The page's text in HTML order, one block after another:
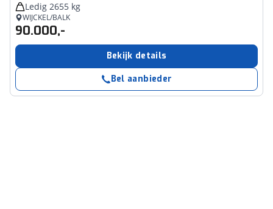
Ledig 2655 kg
WIJCKEL/BALK
90.000,-
Bekijk details
Bel aanbieder